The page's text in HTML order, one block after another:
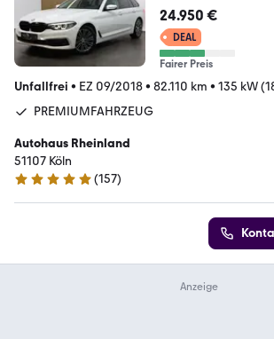
LED*KAMERA
24.950 €
DEAL
Fairer Preis
Unfallfrei • EZ 09/2018• 82.110 km • 135 kW
PREMIUMFAHRZEUG
Autohaus Rheinland
51107 Köln
4.9 Sterne
(157)